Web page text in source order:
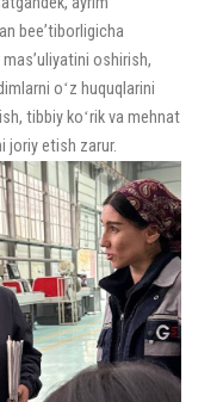
beeʼtiborligicha
oshirish,
oʻz huquqlarini
tibbiy koʻrik va mehnat
joriy etish zarur.